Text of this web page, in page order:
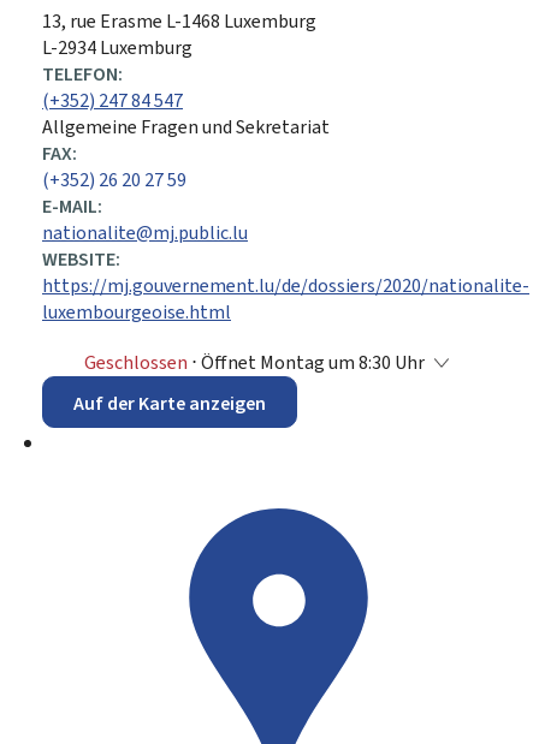
ADRESSE:
13, rue Erasme L-1468 Luxemburg
L-2934 Luxemburg
TELEFON:
(+352) 247 84 547
Allgemeine Fragen und Sekretariat
FAX:
(+352) 26 20 27 59
E-MAIL:
nationalite@mj.public.lu
WEBSITE:
https://mj.gouvernement.lu/de/dossiers/2020/nationalite-
luxembourgeoise.html
Geschlossen ⋅ Öffnet Montag um 8:30 Uhr
Auf der Karte anzeigen